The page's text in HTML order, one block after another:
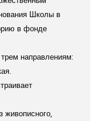
Школы в
в фонде
направлениям:
живописного,